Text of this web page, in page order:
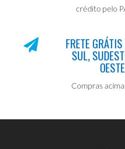
crédito pelo
FRETE
SUL,
Compras